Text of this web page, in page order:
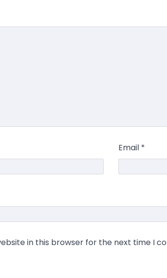
Email *
in this browser for the next time I